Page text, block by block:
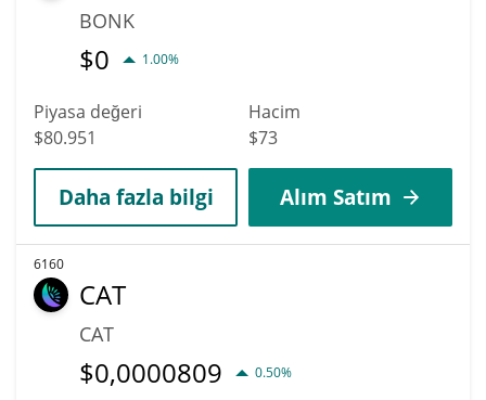
BONK
$0 1.00%
Piyasa değeri
$80.951
Hacim
$73
Daha fazla bilgi Alım Satım
6160
CAT
CAT
$0,0000809 0.50%